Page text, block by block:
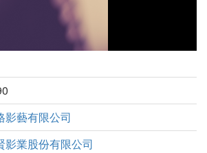
影藝有限公司
影業股份有限公司